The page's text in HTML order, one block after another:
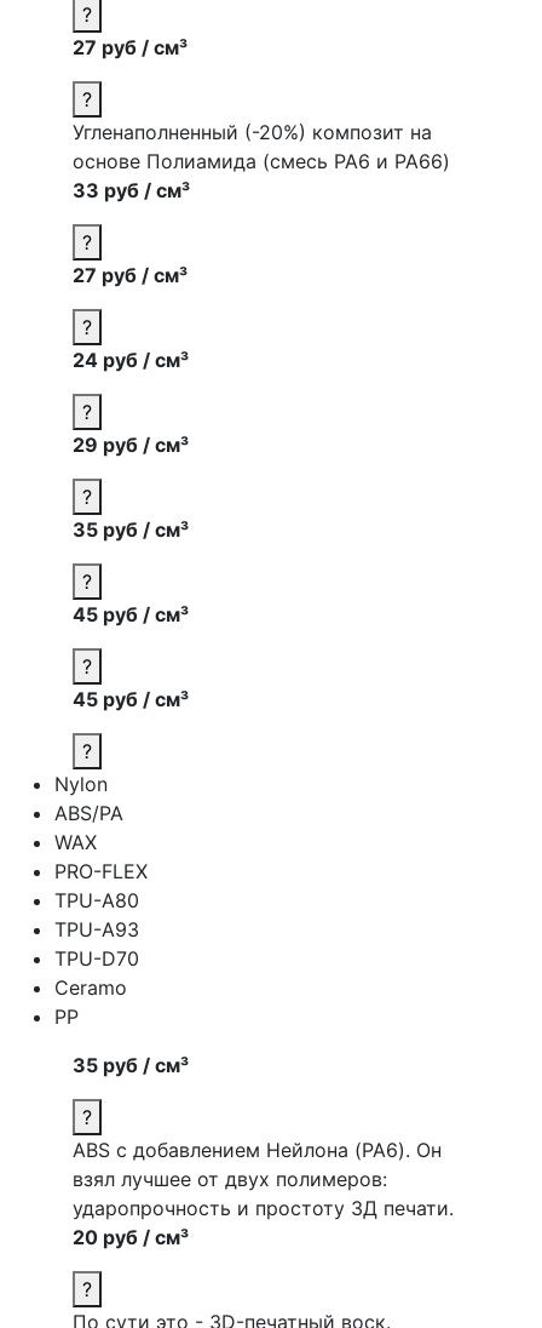
?
27 руб / см³
?
Угленаполненный (-20%) композит на
основе Полиамида (смесь PA6 и PA66)
33 руб / см³
?
27 руб / см³
?
24 руб / см³
?
29 руб / см³
?
35 руб / см³
?
45 руб / см³
?
45 руб / см³
?
Nylon
ABS/PA
WAX
PRO-FLEX
TPU-A80
TPU-A93
TPU-D70
Ceramo
PP
35 руб / см³
?
ABS c добавлением Нейлона (PA6). Он
взял лучшее от двух полимеров:
ударопрочность и простоту 3Д печати.
20 руб / см³
?
По сути это - 3D-печатный воск.